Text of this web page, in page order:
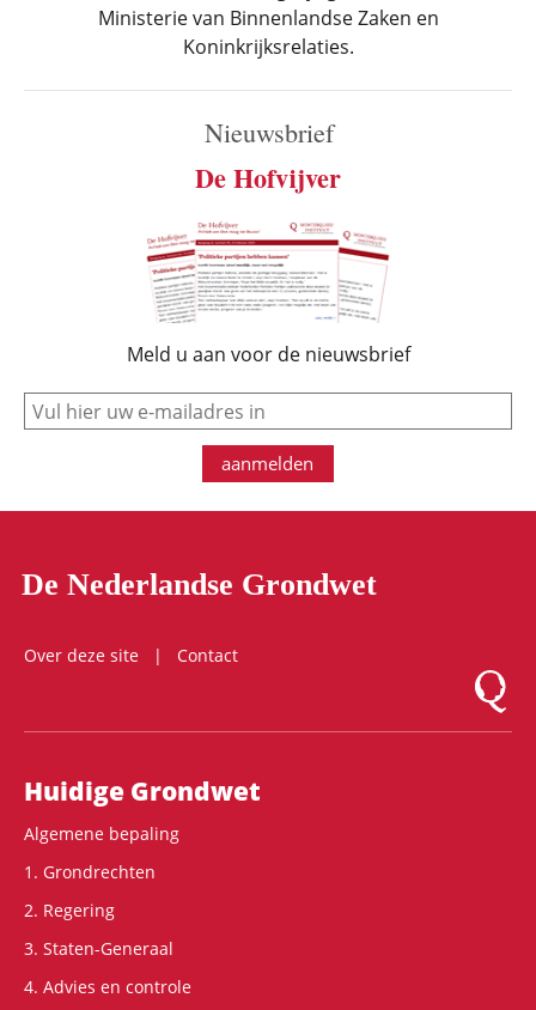
Ministerie van Binnenlandse Zaken en
Koninkrijksrelaties.
Nieuwsbrief
De Hofvijver
Meld u aan voor de nieuwsbrief
e-mail
aanmelden
De Nederlandse Grondwet
Over deze site
Contact
Logo
Hoofdnavigatie
Huidige Grondwet
Algemene bepaling
1. Grondrechten
2. Regering
3. Staten-Generaal
4. Advies en controle